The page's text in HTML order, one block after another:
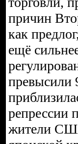
причин
как
ещё
превысили
репрессии
жители